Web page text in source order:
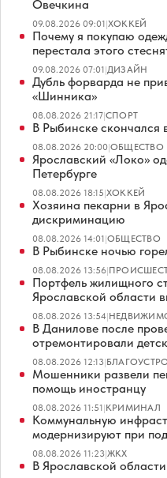
Овечкина
09.08.2026 09:01|ХОККЕЙ
Почему я покупаю
перестала этого
09.08.2026 07:01|ДИЗАЙН
Дубль форварда не
«Шинника»
08.08.2026 21:17|СПОРТ
В Рыбинске скончался
08.08.2026 20:00|ОБЩЕСТВО
Ярославский «Локо»
Петербурге
08.08.2026 18:15|ХОККЕЙ
Хозяина пекарни в
дискриминацию
08.08.2026 14:01|ОБЩЕСТВО
В Рыбинске ночью
08.08.2026 13:56|
Портфель жилищного
Ярославской области
08.08.2026 13:54|
В Данилове после
отремонтировали
08.08.2026 12:13|
Мошенники развели
помощь иностранцу
08.08.2026 11:51|КРИМИНАЛ
Коммунальную
модернизируют при
08.08.2026 11:23|ЖКХ
В Ярославской